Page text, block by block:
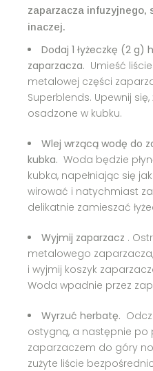
zaparzacza infuzyjnego,
inaczej.
Dodaj 1 łyżeczkę (2 g)
zaparzacza. Umieść
metalowej części
Superblends. Upewnij
osadzone w kubku.
Wlej wrzącą wodę do
kubka.Woda będzie
kubka, napełniając się
wirować i natychmiast
delikatnie zamieszać
Wyjmij zaparzacz .
metalowego
i wyjmij koszyk
Woda wpadnie przez
Wyrzuć herbatę.
ostygną, a następnie po
zaparzaczem do góry
zużyte liście